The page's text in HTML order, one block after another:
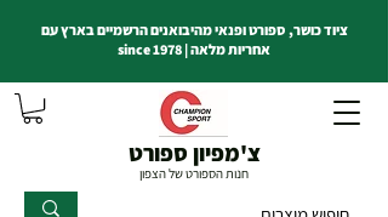
צ'מפיון ספורט
חנות הספורט של הצפון
ציוד כושר, ספורט ופנאי מהיבואנים הרשמיים בארץ עם
אחריות מלאה | since 1978